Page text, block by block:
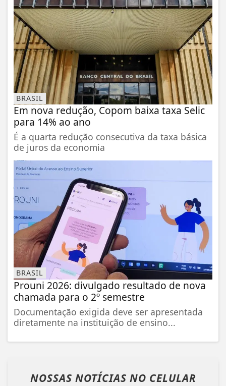
BRASIL
Em nova redução, Copom baixa taxa Selic
para 14% ao ano
É a quarta redução consecutiva da taxa básica
de juros da economia
BRASIL
Prouni 2026: divulgado resultado de nova
chamada para o 2º semestre
Documentação exigida deve ser apresentada
diretamente na instituição de ensino...
NOSSAS NOTÍCIAS NO CELULAR